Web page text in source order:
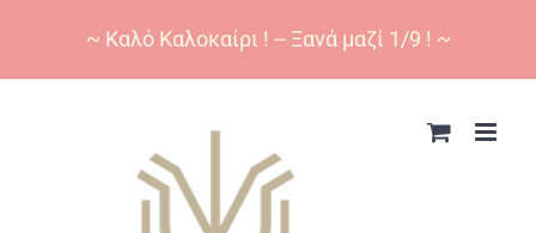
~ Καλό Καλοκαίρι ! -- Ξανά μαζί 1/9 ! ~